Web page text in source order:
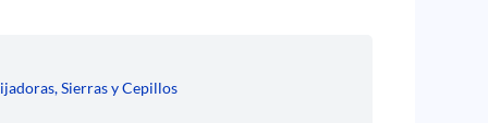
Sierras y Cepillos